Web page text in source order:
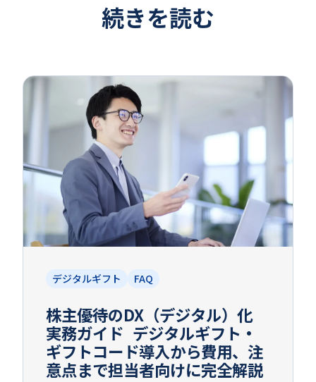
続きを読む
デジタルギフト FAQ
株主優待のDX（デジタル）化
実務ガイド デジタルギフト・
ギフトコード導入から費用、注
意点まで担当者向けに完全解説